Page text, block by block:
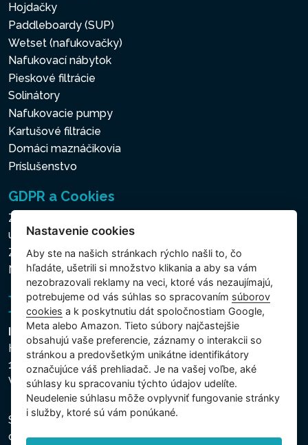
Hojdačky
Paddleboardy (SUP)
Wetset (nafukovačky)
Nafukovací nábytok
Pieskové filtrácie
Solinátory
Nafukovacie pumpy
Kartušové filtrácie
Domáci maznáčikovia
Príslušenstvo
GDPR a Cookies
Zásady ochrany osobných a ďalších spracovávaných
údajov
Zásady používania súborov cookies
Nastavenie cookies
Intex Trading, s.r.o.
Hradecká 2526/3
130 00 Praha 3
Vinohrady - Česká republika
Spoločnosť je zapísaná na Mestskom súde v Prahe,
oddiel C, vložka 74759, IČO 26150808, DIČ CZ26150808.
Nastavenie cookies
Aby ste na našich stránkach rýchlo našli to, čo
hľadáte, ušetrili si množstvo klikania a aby sa vám
nezobrazovali reklamy na veci, ktoré vás nezaujímajú,
potrebujeme od vás súhlas so spracovaním súborov
cookies a k poskytnutiu dát spoločnostiam Google,
Meta alebo Amazon. Tieto súbory najčastejšie
obsahujú vaše preferencie, záznamy o interakcii so
stránkou a predovšetkým unikátne identifikátory
označujúce váš prehliadač. Je na vašej voľbe, aké
súhlasy ku spracovaniu týchto údajov udelíte.
Neudelenie súhlasu mȏže ovplyvniť fungovanie stránky
i služby, ktoré sú vám ponúkané.